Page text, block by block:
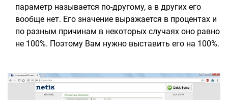
параметр называется по-другому, а в других его
вообще нет. Его значение выражается в процентах и
по разным причинам в некоторых случаях оно равно
не 100%. Поэтому Вам нужно выставить его на 100%.